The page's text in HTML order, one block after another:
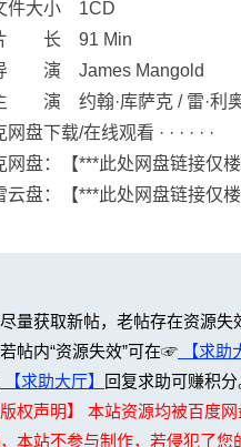
件大小 1CD
长 91 Min
演 James Mangold
演 约翰·库萨克 / 雷·利奥塔
网盘下载/在线观看 · · · · · ·
网盘：【***此处网盘链接仅
云盘：【***此处网盘链接仅
量获取新帖，老帖存在资源失
帖内“资源失效”可在☞ 【求助
【求助大厅】 回复求助可赚积分
版权声明】 本站资源均被百度
本站不参与制作，若侵犯了您